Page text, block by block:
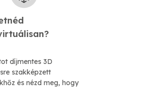
díjmentes 3D
szakképzett
és nézd meg, hogy